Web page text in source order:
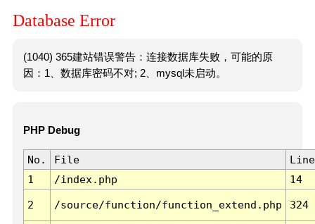
Database Error
(1040) 365建站错误警告：连接数据库失败，可能的原
因：1、数据库密码不对; 2、mysql未启动。
PHP Debug
No. File
Line
1
/index.php 14
2 /source/function/function_extend.php 324